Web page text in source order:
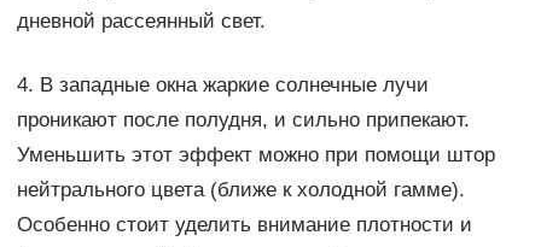
дневной рассеянный свет.
4. В западные окна жаркие солнечные лучи
проникают после полудня, и сильно припекают.
Уменьшить этот эффект можно при помощи штор
нейтрального цвета (ближе к холодной гамме).
Особенно стоит уделить внимание плотности и